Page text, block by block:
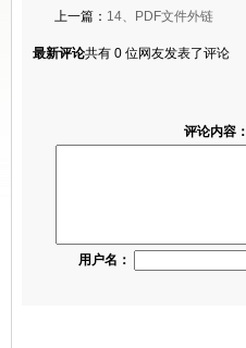
上一篇： 14、PDF文件外链
最新评论共有 0 位网友发表了评论
评论内容：
用户名：